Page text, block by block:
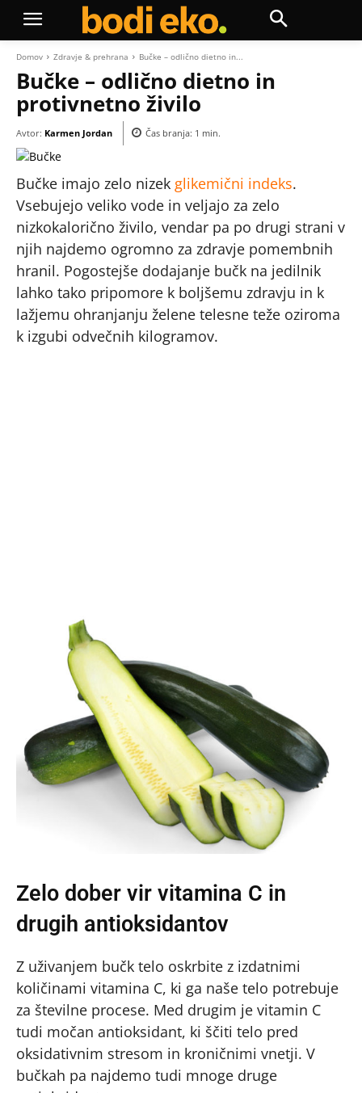
Domov Zdravje & prehrana Bučke – odlično dietno in...
Bučke – odlično dietno in
protivnetno živilo
Avtor: Karmen Jordan Čas branja: 1 min.
Bučke imajo zelo nizek glikemični indeks.
Vsebujejo veliko vode in veljajo za zelo
nizkokalorično živilo, vendar pa po drugi strani v
njih najdemo ogromno za zdravje pomembnih
hranil. Pogostejše dodajanje bučk na jedilnik
lahko tako pripomore k boljšemu zdravju in k
lažjemu ohranjanju želene telesne teže oziroma
k izgubi odvečnih kilogramov.
Zelo dober vir vitamina C in
drugih antioksidantov
Z uživanjem bučk telo oskrbite z izdatnimi
količinami vitamina C, ki ga naše telo potrebuje
za številne procese. Med drugim je vitamin C
tudi močan antioksidant, ki ščiti telo pred
oksidativnim stresom in kroničnimi vnetji. V
bučkah pa najdemo tudi mnoge druge